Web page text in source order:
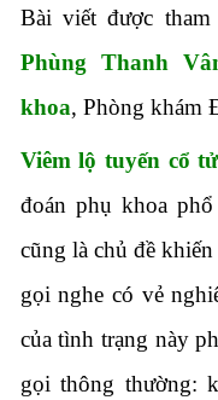
Bài viết được
Phùng Thanh
khoa, Phòng khám
Viêm lộ tuyến cổ
đoán phụ khoa
cũng là chủ đề
gọi nghe có vẻ
của tình trạng này
gọi thông thường: